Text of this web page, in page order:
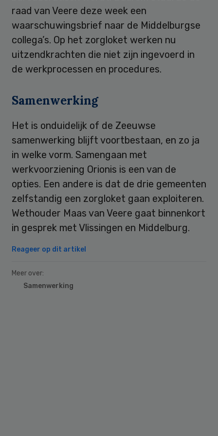
raad van Veere deze week een
waarschuwingsbrief naar de Middelburgse
collega’s. Op het zorgloket werken nu
uitzendkrachten die niet zijn ingevoerd in
de werkprocessen en procedures.
Samenwerking
Het is onduidelijk of de Zeeuwse
samenwerking blijft voortbestaan, en zo ja
in welke vorm. Samengaan met
werkvoorziening Orionis is een van de
opties. Een andere is dat de drie gemeenten
zelfstandig een zorgloket gaan exploiteren.
Wethouder Maas van Veere gaat binnenkort
in gesprek met Vlissingen en Middelburg.
Reageer op dit artikel
Meer over:
Samenwerking